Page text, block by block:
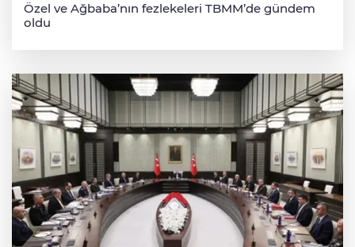
Özel ve Ağbaba’nın fezlekeleri TBMM’de gündem
oldu